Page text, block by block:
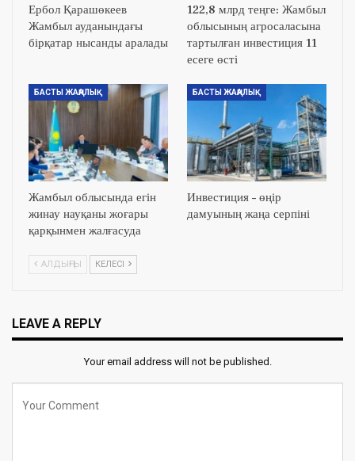
Ербол Қарашөкеев
Жамбыл ауданындағы
бірқатар нысанды аралады
122,8 млрд теңге: Жамбыл
облысының агросаласына
тартылған инвестиция 11
есеге өсті
БАСТЫ ЖАҢАЛЫҚ
Жамбыл облысында егін
жинау науқаны жоғары
қарқынмен жалғасуда
БАСТЫ ЖАҢАЛЫҚ
Инвестиция – өңір
дамуының жаңа серпіні
АЛДЫҢҒЫ КЕЛЕСІ
LEAVE A REPLY
Your email address will not be published.